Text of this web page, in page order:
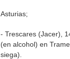
Asturias;
- Trescares (Jacer),
(en alcohol) en
siega).